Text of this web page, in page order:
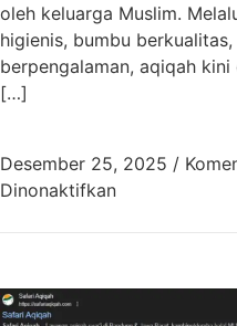
oleh keluarga Muslim.
higienis, bumbu
berpengalaman, aqiqah
[…]
Desember 25, 2025 /
Dinonaktifkanpada Aqiqah